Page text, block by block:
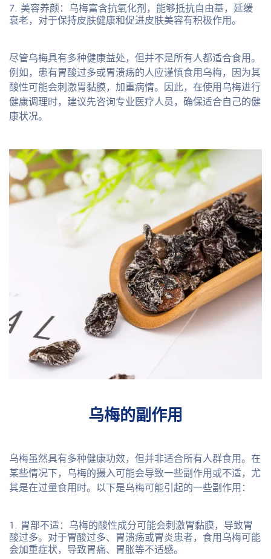
美容养颜：乌梅富含抗氧化剂，能够抵抗自由基，延缓
衰老，对于保持皮肤健康和促进皮肤美容有积极作用。
尽管乌梅具有多种健康益处，但并不是所有人都适合食用。
例如，患有胃酸过多或胃溃疡的人应谨慎食用乌梅，因为其
酸性可能会刺激胃黏膜，加重病情。因此，在使用乌梅进行
健康调理时，建议先咨询专业医疗人员，确保适合自己的健
康状况。
乌梅的副作用
乌梅虽然具有多种健康功效，但并非适合所有人群食用。在
某些情况下，乌梅的摄入可能会导致一些副作用或不适，尤
其是在过量食用时。以下是乌梅可能引起的一些副作用：
胃部不适：乌梅的酸性成分可能会刺激胃黏膜，导致胃
酸过多。对于胃酸过多、胃溃疡或胃炎患者，食用乌梅可能
会加重症状，导致胃痛、胃胀等不适感。